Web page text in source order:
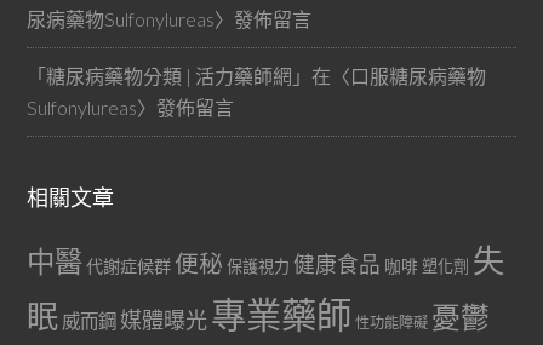
尿病藥物Sulfonylureas〉發佈留言
「糖尿病藥物分類 | 活力藥師網 」在〈口服糖尿病藥物
Sulfonylureas〉發佈留言
相關文章
中醫代謝症候群 便秘 保護視力 健康食品 咖啡 塑化劑 失
眠 威而鋼 媒體曝光專業藥師 性功能障礙 憂鬱